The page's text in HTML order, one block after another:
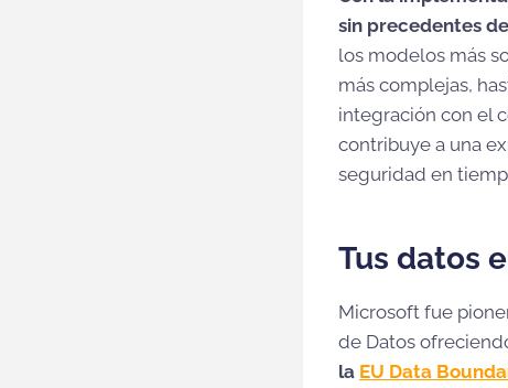
sin precedentes
los modelos más
más complejas,
integración con el
contribuye a una
seguridad en
Tus datos
Microsoft fue
de Datos
la EU Data